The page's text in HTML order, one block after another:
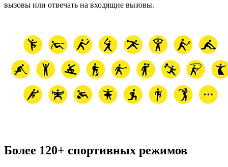
вызовы или отвечать на входящие вызовы.
Более 120+ спортивных режимов